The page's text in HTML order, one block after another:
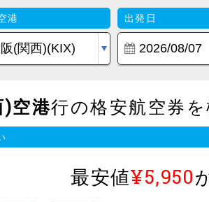
港 出発日
)空港行の格安航空券を
最安値¥5,950